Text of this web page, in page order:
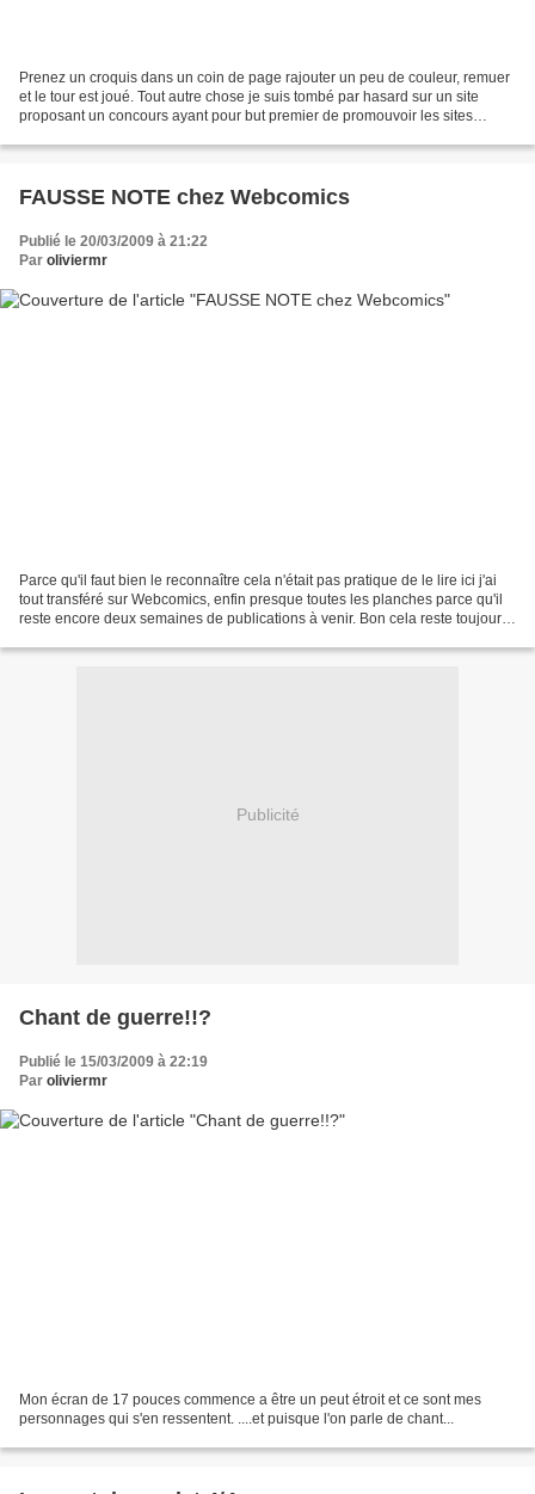
Prenez un croquis dans un coin de page rajouter un peu de couleur, remuer
et le tour est joué. Tout autre chose je suis tombé par hasard sur un site
proposant un concours ayant pour but premier de promouvoir les sites
FAUSSE NOTE chez Webcomics
Publié le 20/03/2009 à 21:22
Par oliviermr
Parce qu'il faut bien le reconnaître cela n'était pas pratique de le lire ici j'ai
tout transféré sur Webcomics, enfin presque toutes les planches parce qu'il
reste encore deux semaines de publications à venir. Bon cela reste toujours
Publicité
Chant de guerre!!?
Publié le 15/03/2009 à 22:19
Par oliviermr
Mon écran de 17 pouces commence a être un peut étroit et ce sont mes
personnages qui s'en ressentent. ....et puisque l'on parle de chant...